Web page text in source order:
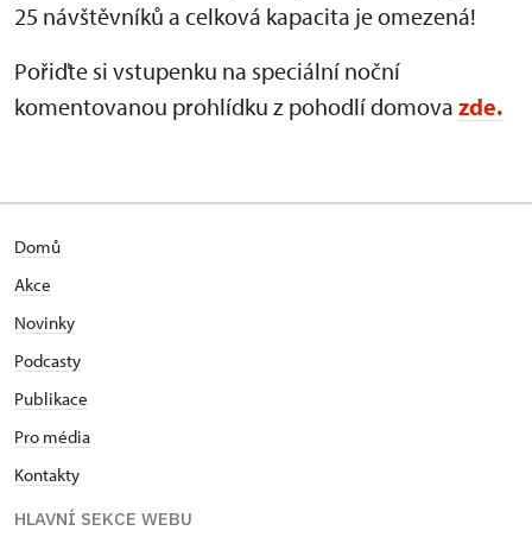
25 návštěvníků a celková kapacita je omezená!
Pořiďte si vstupenku na speciální noční
komentovanou prohlídku z pohodlí domova zde.
Domů
Akce
Novinky
Podcasty
Publikace
Pro média
Kontakty
HLAVNÍ SEKCE WEBU